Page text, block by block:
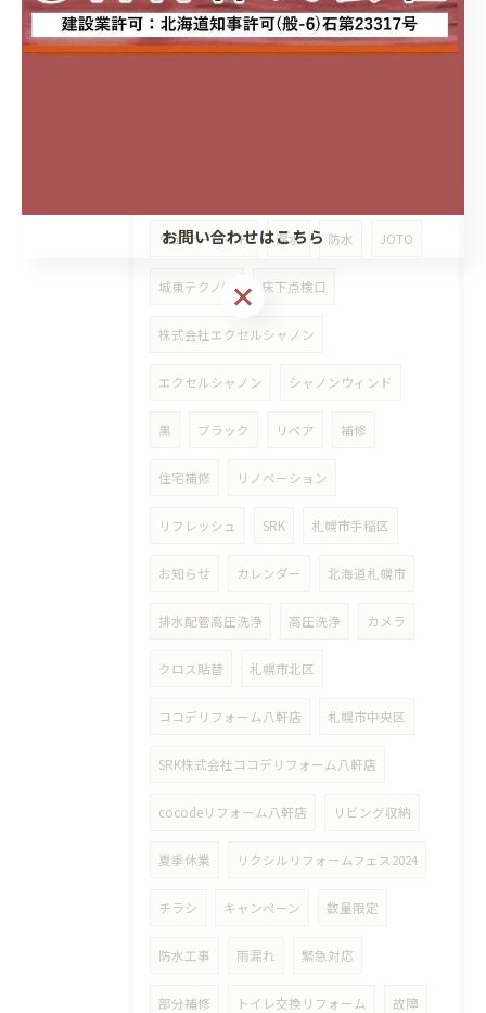
セラール ココデリフォーム八軒
ウェザータイト 漏水 防水 JOTO
城東テクノ㈱ 床下点検口
株式会社エクセルシャノン
エクセルシャノン シャノンウィンド
黒 ブラック リペア 補修
住宅補修 リノベーション
リフレッシュ SRK 札幌市手稲区
お知らせ カレンダー 北海道札幌市
排水配管高圧洗浄 高圧洗浄 カメラ
クロス貼替 札幌市北区
ココデリフォーム八軒店 札幌市中央区
SRK株式会社ココデリフォーム八軒店
cocodeリフォーム八軒店 リビング収納
夏季休業 リクシルリフォームフェス2024
チラシ キャンペーン 数量限定
防水工事 雨漏れ 緊急対応
部分補修 トイレ交換リフォーム 故障
お問い合わせはこちら